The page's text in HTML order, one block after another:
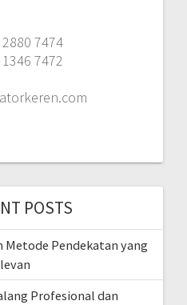
7474
7472
POSTS
Pendekatan yang
Profesional dan